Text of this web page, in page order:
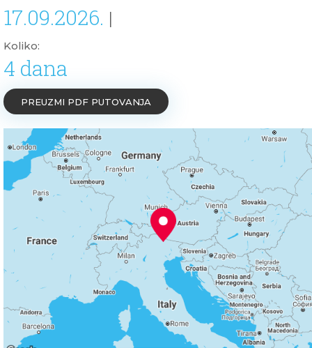
17.09.2026. |
Koliko:
4 dana
PREUZMI PDF PUTOVANJA